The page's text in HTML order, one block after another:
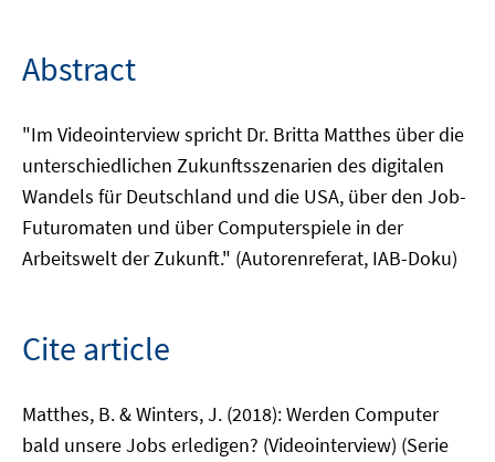
Abstract
"Im Videointerview spricht Dr. Britta Matthes über die
unterschiedlichen Zukunftsszenarien des digitalen
Wandels für Deutschland und die USA, über den Job-
Futuromaten und über Computerspiele in der
Arbeitswelt der Zukunft." (Autorenreferat, IAB-Doku)
Cite article
Matthes, B. & Winters, J. (2018): Werden Computer
bald unsere Jobs erledigen? (Videointerview) (Serie